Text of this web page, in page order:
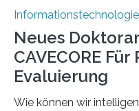
Informationstechnologie
Neues
CAVECORE
Evaluierung
Wie können wir